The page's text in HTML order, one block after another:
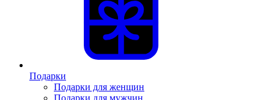
Подарки
Подарки для женщин
Подарки для мужчин